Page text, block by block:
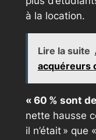
à la location.
Lire la suite
acquéreurs
« 60 % sont
nette hausse
il n’était » que